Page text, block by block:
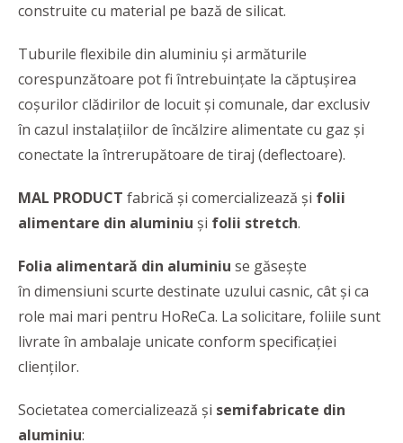
construite cu material pe bază de silicat.
Tuburile flexibile din aluminiu și armăturile
corespunzătoare pot fi întrebuințate la căptușirea
coșurilor clădirilor de locuit și comunale, dar exclusiv
în cazul instalațiilor de încălzire alimentate cu gaz și
conectate la întrerupătoare de tiraj (deflectoare).
MAL PRODUCT fabrică și comercializează și folii
alimentare din aluminiu și folii stretch.
Folia alimentară din aluminiu se găsește
în dimensiuni scurte destinate uzului casnic, cât și ca
role mai mari pentru HoReCa. La solicitare, foliile sunt
livrate în ambalaje unicate conform specificației
clienților.
Societatea comercializează și semifabricate din
aluminiu: